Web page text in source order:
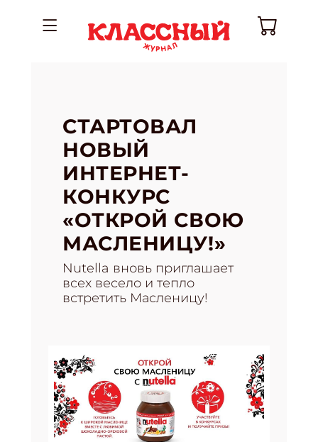
СТАРТОВАЛ
НОВЫЙ
ИНТЕРНЕТ-
КОНКУРС
«ОТКРОЙ СВОЮ
МАСЛЕНИЦУ!»
Nutella вновь приглашает
всех весело и тепло
встретить Масленицу!